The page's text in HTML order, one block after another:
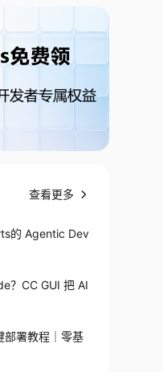
查看更多
的 Agentic Dev
？CC GUI 把 AI
部署教程｜零基